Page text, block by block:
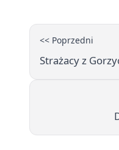
<< Poprzedni
Strażacy z